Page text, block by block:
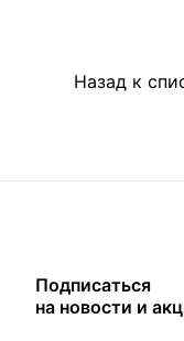
Назад к
Подписаться
на новости и